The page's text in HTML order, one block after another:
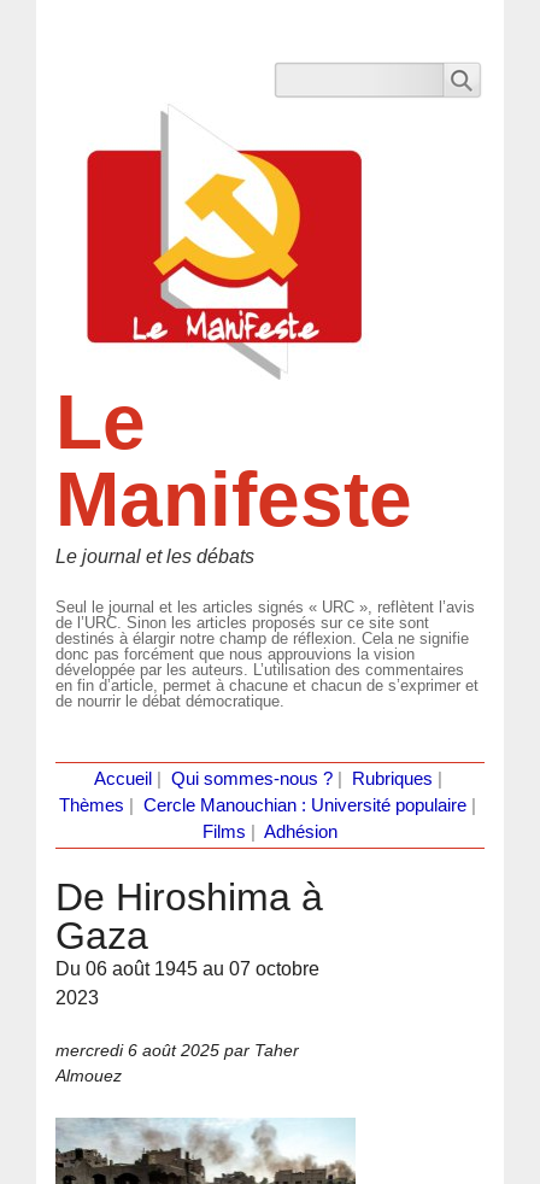
Le
Manifeste
Le journal et les débats
Seul le journal et les articles signés « URC », reflètent l’avis
de l’URC. Sinon les articles proposés sur ce site sont
destinés à élargir notre champ de réflexion. Cela ne signifie
donc pas forcément que nous approuvions la vision
développée par les auteurs. L’utilisation des commentaires
en fin d’article, permet à chacune et chacun de s’exprimer et
de nourrir le débat démocratique.
Accueil Qui sommes-nous ?| Rubriques
Thèmes
Cercle Manouchian : Université populaire
Films
Adhésion
De Hiroshima à
Gaza
Du 06 août 1945 au 07 octobre
2023
mercredi 6 août 2025 par Taher
Almouez